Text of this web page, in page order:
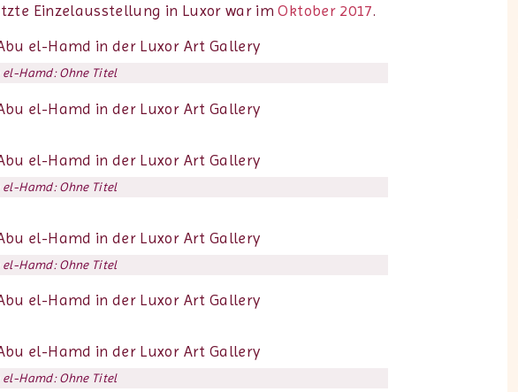
Einzelausstellung in Luxor war imOktober 2017.
el-Hamd: Ohne Titel
el-Hamd: Ohne Titel
el-Hamd: Ohne Titel
el-Hamd: Ohne Titel